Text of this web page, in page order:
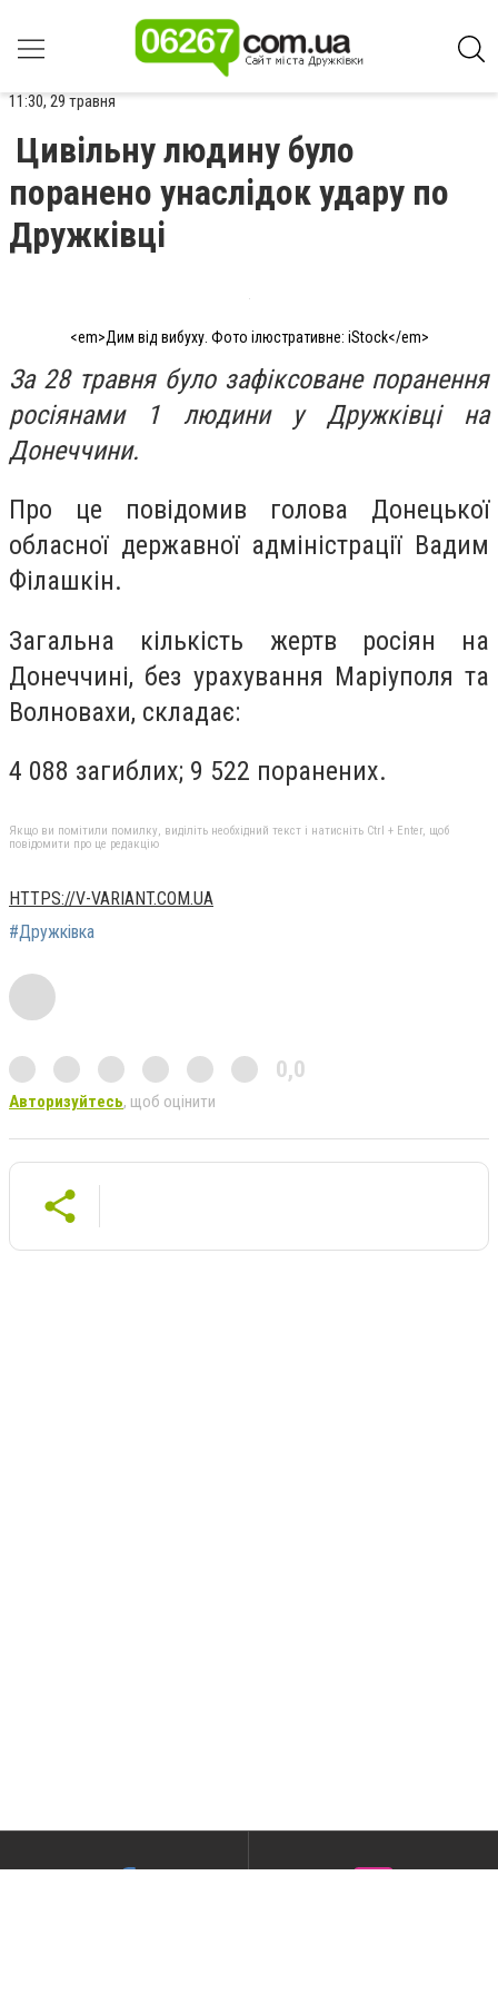
11:30, 29 травня
Цивільну людину було
поранено унаслідок удару по
Дружківці
<em>Дим від вибуху. Фото ілюстративне: iStock</em>
За 28 травня було зафіксоване поранення
росіянами 1 людини у Дружківці на
Донеччини.
Про це повідомив голова Донецької
обласної державної адміністрації Вадим
Філашкін.
Загальна кількість жертв росіян на
Донеччині, без урахування Маріуполя та
Волновахи, складає:
4 088 загиблих; 9 522 поранених.
Якщо ви помітили помилку, виділіть необхідний текст і натисніть Ctrl + Enter, щоб
повідомити про це редакцію
HTTPS://V-VARIANT.COM.UA
#Дружківка
0,0
Авторизуйтесь, щоб оцінити